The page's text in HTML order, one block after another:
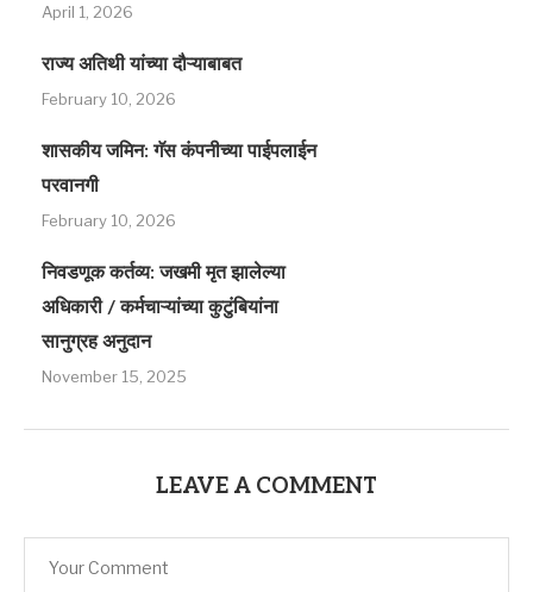
April 1, 2026
राज्य अतिथी यांच्या दौऱ्याबाबत
February 10, 2026
शासकीय जमिन: गॅस कंपनीच्या पाईपलाईन
परवानगी
February 10, 2026
निवडणूक कर्तव्य: जखमी मृत झालेल्या
अधिकारी / कर्मचाऱ्यांच्या कुटुंबियांना
सानुग्रह अनुदान
November 15, 2025
LEAVE A COMMENT